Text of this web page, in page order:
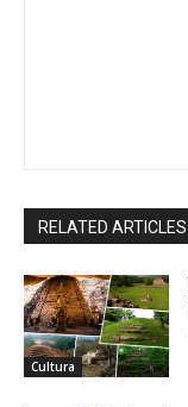
RELATED ARTICLES
Cultura